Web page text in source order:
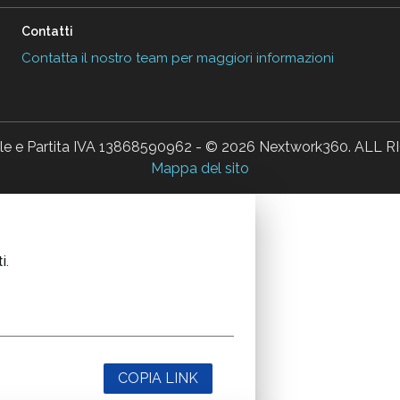
Contatti
Contatta il nostro team per maggiori informazioni
e Partita IVA 13868590962 - © 2026 Nextwork360. ALL
Mappa del sito
COPIA LINK